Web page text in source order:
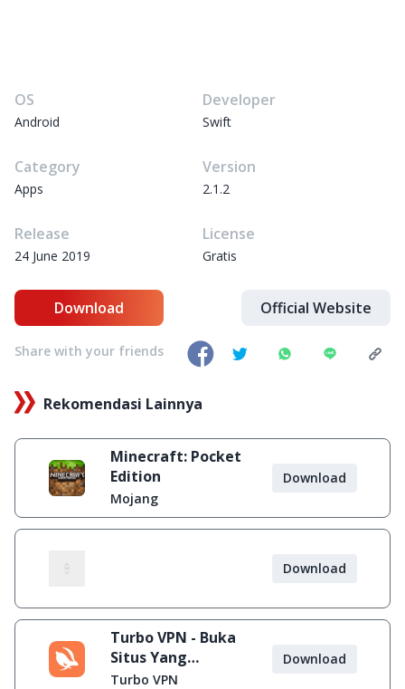
OS
Android
Developer
Swift
Category
Apps
Version
2.1.2
Release
24 June 2019
License
Gratis
Download Official Website
Share with your friends
Rekomendasi Lainnya
Minecraft: Pocket
Edition
Mojang
Download
Download
Turbo VPN - Buka
Situs Yang
Diblokir
Turbo VPN
Download